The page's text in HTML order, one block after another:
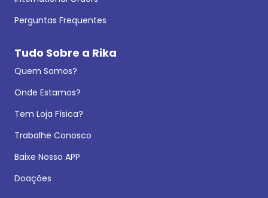
Perguntas Frequentes
Tudo Sobre a Rika
Quem Somos?
Onde Estamos?
Tem Loja Física?
Trabalhe Conosco
Baixe Nosso APP
Doações